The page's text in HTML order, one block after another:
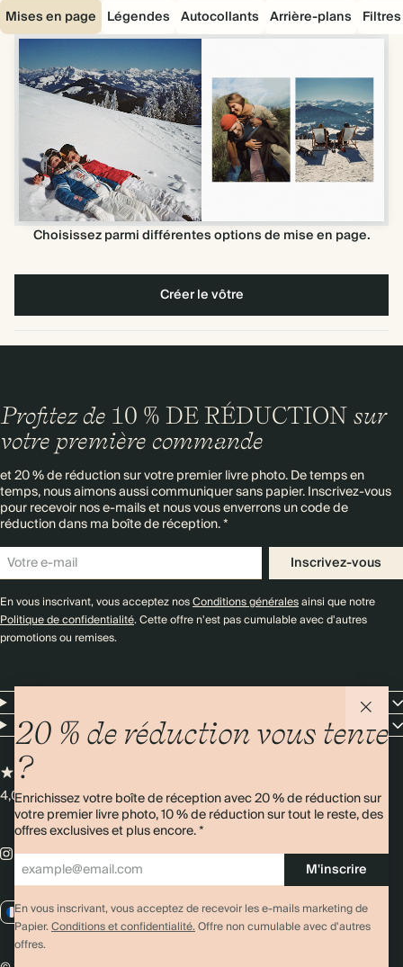
Mises en page Légendes Autocollants Arrière-plans
Choisissez parmi différentes options de mise en page.
Créer le vôtre
20 % de réduction vous tente
?
Enrichissez votre boîte de réception avec 20 % de réduction sur
votre premier livre photo, 10 % de réduction sur tout le reste, des
offres exclusives et plus encore. *
M'inscrire
En vous inscrivant, vous acceptez de recevoir les e-mails marketing de
Papier.Conditions et confidentialité.Offre non cumulable avec d'autres
offres.
Profitez de 10 % DE RÉDUCTION sur
votre première commande
et 20 % de réduction sur votre premier livre photo. De temps en
temps, nous aimons aussi communiquer sans papier. Inscrivez-vous
pour recevoir nos e-mails et nous vous enverrons un code de
réduction dans ma boîte de réception. *
Inscrivez-vous
En vous inscrivant, vous acceptez nosConditions généralesainsi que notre
Politique de confidentialité. Cette offre n'est pas cumulable avec d'autres
promotions ou remises.
Entreprise
4,00/5Plus de 11 000 avis
FR / EUR